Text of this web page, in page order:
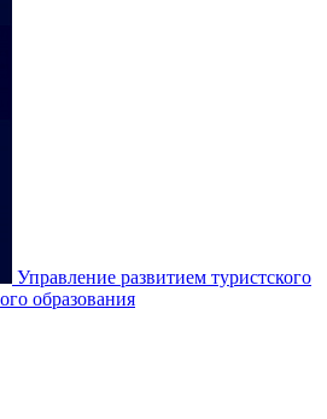
Управление развитием туристского
образования